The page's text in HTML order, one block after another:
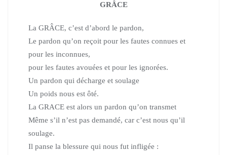
GRÂCE
La GRÂCE, c’est d’abord le pardon,
Le pardon qu’on reçoit pour les fautes connues et
pour les inconnues,
pour les fautes avouées et pour les ignorées.
Un pardon qui décharge et soulage
Un poids nous est ôté.
La GRACE est alors un pardon qu’on transmet
Même s’il n’est pas demandé, car c’est nous qu’il
soulage.
Il panse la blessure qui nous fut infligée :